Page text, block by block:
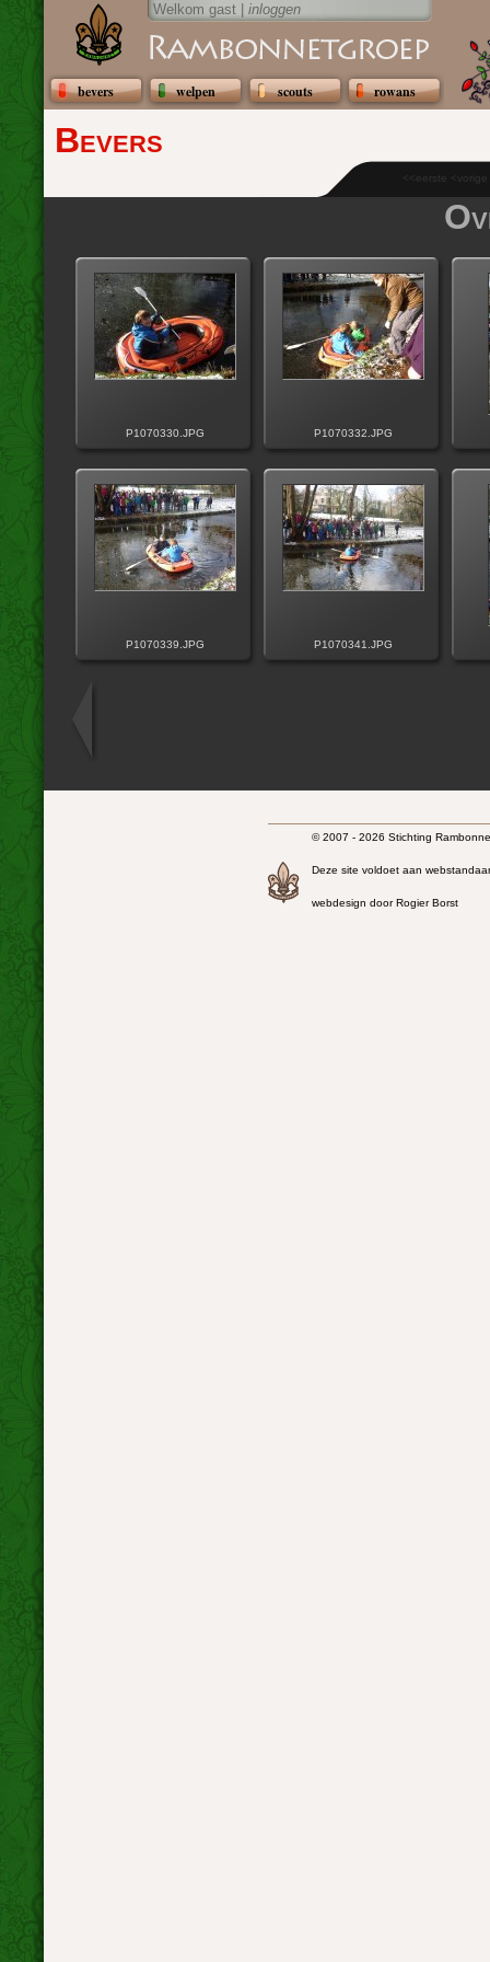
Welkom gast | inloggen
bevers welpen scouts rowans
Bevers
<<eerste <vorige
P1070330.JPG P1070332.JPG
P1070339.JPG P1070341.JPG
© 2007 - 2026 Stichting
Deze site voldoet aan
webdesign door Rogier Borst